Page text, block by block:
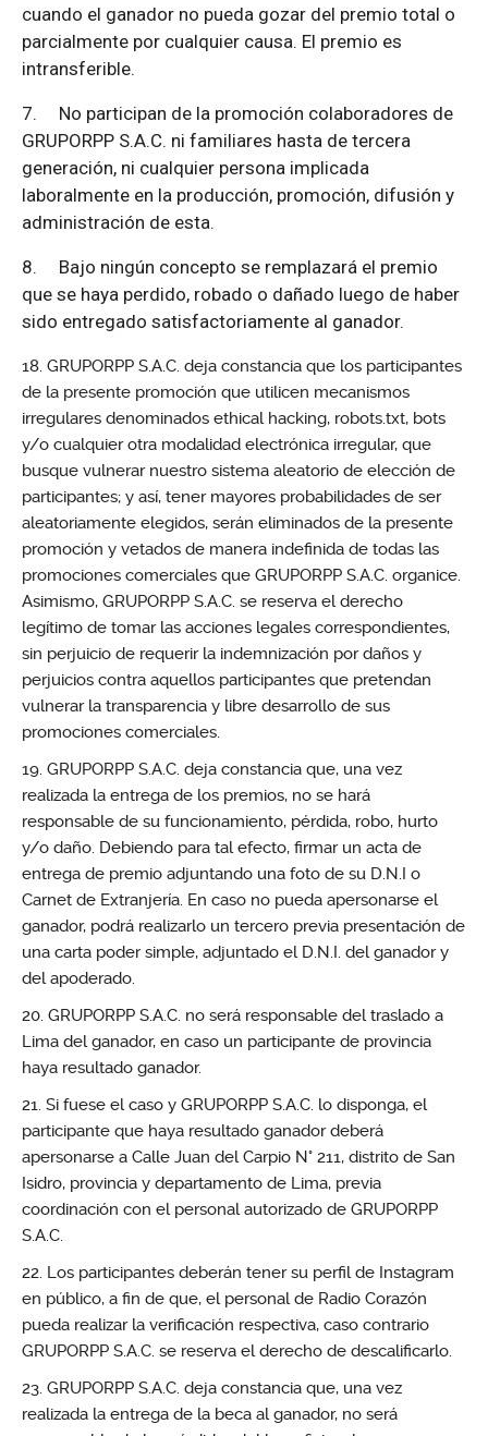
cuando el ganador no pueda gozar del premio total o
parcialmente por cualquier causa. El premio es
intransferible.
7. No participan de la promoción colaboradores de
GRUPORPP S.A.C. ni familiares hasta de tercera
generación, ni cualquier persona implicada
laboralmente en la producción, promoción, difusión y
administración de esta.
8. Bajo ningún concepto se remplazará el premio
que se haya perdido, robado o dañado luego de haber
sido entregado satisfactoriamente al ganador.
GRUPORPP S.A.C. deja constancia que los participantes
de la presente promoción que utilicen mecanismos
irregulares denominados ethical hacking, robots.txt, bots
y/o cualquier otra modalidad electrónica irregular, que
busque vulnerar nuestro sistema aleatorio de elección de
participantes; y así, tener mayores probabilidades de ser
aleatoriamente elegidos, serán eliminados de la presente
promoción y vetados de manera indefinida de todas las
promociones comerciales que GRUPORPP S.A.C. organice.
Asimismo, GRUPORPP S.A.C. se reserva el derecho
legítimo de tomar las acciones legales correspondientes,
sin perjuicio de requerir la indemnización por daños y
perjuicios contra aquellos participantes que pretendan
vulnerar la transparencia y libre desarrollo de sus
promociones comerciales.
GRUPORPP S.A.C. deja constancia que, una vez
realizada la entrega de los premios, no se hará
responsable de su funcionamiento, pérdida, robo, hurto
y/o daño. Debiendo para tal efecto, firmar un acta de
entrega de premio adjuntando una foto de su D.N.I o
Carnet de Extranjería. En caso no pueda apersonarse el
ganador, podrá realizarlo un tercero previa presentación de
una carta poder simple, adjuntado el D.N.I. del ganador y
del apoderado.
GRUPORPP S.A.C. no será responsable del traslado a
Lima del ganador, en caso un participante de provincia
haya resultado ganador.
Si fuese el caso y GRUPORPP S.A.C. lo disponga, el
participante que haya resultado ganador deberá
apersonarse a Calle Juan del Carpio N° 211, distrito de San
Isidro, provincia y departamento de Lima, previa
coordinación con el personal autorizado de GRUPORPP
S.A.C.
Los participantes deberán tener su perfil de Instagram
en público, a fin de que, el personal de Radio Corazón
pueda realizar la verificación respectiva, caso contrario
GRUPORPP S.A.C. se reserva el derecho de descalificarlo.
GRUPORPP S.A.C. deja constancia que, una vez
realizada la entrega de la beca al ganador, no será